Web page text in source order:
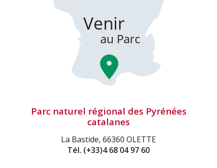
Parc naturel régional des Pyrénées
catalanes
La Bastide, 66360 OLETTE
Tél. (+33)4 68 04 97 60